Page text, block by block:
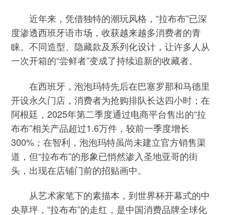
近年来，凭借独特的潮玩风格，“拉布布”已深
度渗透西班牙语市场，收获越来越多消费者的青
睐。不同造型、隐藏款及系列化设计，让许多人从
一次开箱的“尝鲜者”变成了持续追新的收藏者。
在西班牙，泡泡玛特先后在巴塞罗那和马德里
开设永久门店，消费者为抢购排队长达四小时；在
阿根廷，2025年第二季度通过电商平台售出的“拉
布布”相关产品超过1.6万件，较前一季度增长
300%；在智利，泡泡玛特虽尚未建立官方销售渠
道，但“拉布布”的形象已悄然渗入圣地亚哥的街
头，出现在店铺门前的招贴画中。
从艺术家笔下的素描本，到世界杯开幕式的中
央草坪，“拉布布”的走红，是中国消费品牌全球化